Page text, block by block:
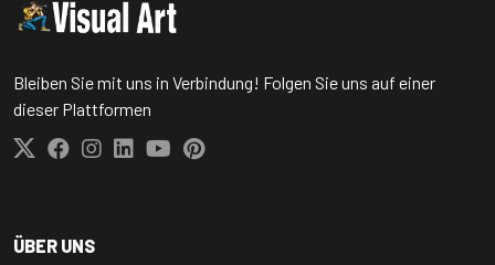
Bleiben Sie mit uns in Verbindung! Folgen Sie uns auf einer
dieser Plattformen
ÜBER UNS